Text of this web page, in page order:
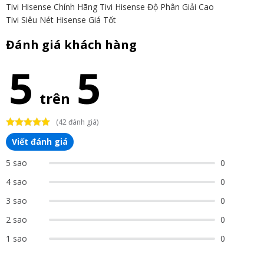
Tivi Hisense Chính Hãng Tivi Hisense Độ Phân Giải Cao
Tivi Siêu Nét Hisense Giá Tốt
Đánh giá khách hàng
5 trên 5
(42 đánh giá)
Viết đánh giá
5 sao
0
4 sao
0
3 sao
0
2 sao
0
1 sao
0